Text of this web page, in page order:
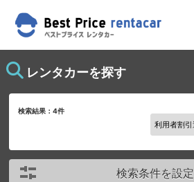
レンタカーを探す
検索結果：4件
検索条件を設定